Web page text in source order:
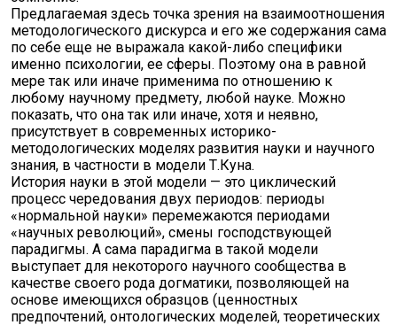
Предлагаемая здесь точка зрения на взаимоотношения
методологического дискурса и его же содержания сама
по себе еще не выражала какой-либо специфики
именно психологии, ее сферы. Поэтому она в равной
мере так или иначе применима по отношению к
любому научному предмету, любой науке. Можно
показать, что она так или иначе, хотя и неявно,
присутствует в современных историко-
методологических моделях развития науки и научного
знания, в частности в модели Т.Куна.
История науки в этой модели — это циклический
процесс чередования двух периодов: периоды
«нормальной науки» перемежаются периодами
«научных революций», смены господствующей
парадигмы. А сама парадигма в такой модели
выступает для некоторого научного сообщества в
качестве своего рода догматики, позволяющей на
основе имеющихся образцов (ценностных
предпочтений, онтологических моделей, теоретических